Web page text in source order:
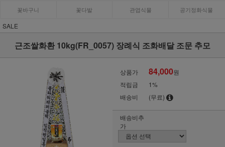
꽃바구니 꽃다발 관엽식물 공기정화식물
SALE
근조쌀화환 10kg(FR_0057) 장례식 조화배달 조문 추모
상품가 84,000원
적립금
1%
배송비
(무료)
배송비추
가